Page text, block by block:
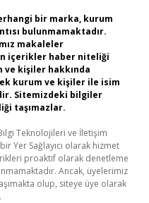
bir marka, kurum
bulunmamaktadır.
makaleler
içerikler haber niteliği
ve kişiler hakkında
kurum ve kişiler ile isim
Sitemizdeki bilgiler
taşımazlar.
Teknolojileri ve İletişim
Yer Sağlayıcı olarak hizmet
proaktif olarak denetleme
Ancak, üyelerimiz
olup, siteye üye olarak